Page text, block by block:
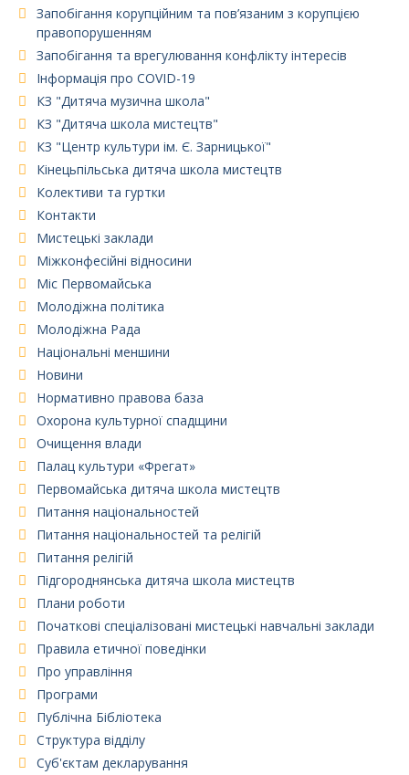
Запобігання корупційним та пов’язаним з корупцією
правопорушенням
Запобігання та врегулювання конфлікту інтересів
Інформація про COVID-19
КЗ "Дитяча музична школа"
КЗ "Дитяча школа мистецтв"
КЗ "Центр культури ім. Є. Зарницької"
Кінецьпільська дитяча школа мистецтв
Колективи та гуртки
Контакти
Мистецькі заклади
Міжконфесійні відносини
Міс Первомайська
Молодіжна політика
Молодіжна Рада
Національні меншини
Новини
Нормативно правова база
Охорона культурної спадщини
Очищення влади
Палац культури «Фрегат»
Первомайська дитяча школа мистецтв
Питання національностей
Питання національностей та релігій
Питання релігій
Підгороднянська дитяча школа мистецтв
Плани роботи
Початкові спеціалізовані мистецькі навчальні заклади
Правила етичної поведінки
Про управління
Програми
Публічна Бібліотека
Структура відділу
Суб'єктам декларування